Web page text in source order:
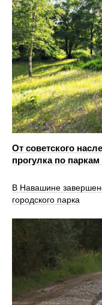
От советского
прогулка по
В Навашине
городского парка